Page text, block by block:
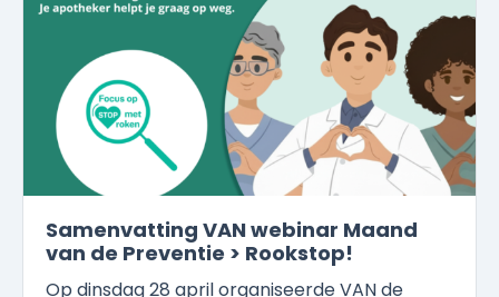
Samenvatting VAN webinar Maand
van de Preventie > Rookstop!
Op dinsdag 28 april organiseerde VAN de